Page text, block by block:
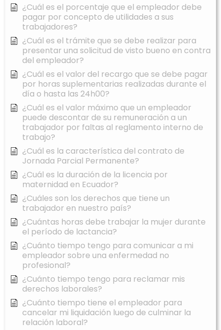
¿Cuál es el porcentaje que el empleador debe
pagar por concepto de utilidades a sus
trabajadores?
¿Cuál es el trámite que se debe realizar para
presentar una solicitud de visto bueno en contra
del empleador?
¿Cuál es el valor del recargo que se debe pagar
por horas suplementarias realizadas durante el
día o hasta las 24h00?
¿Cuál es el valor máximo que un empleador
puede descontar de su remuneración a un
trabajador por faltas al reglamento interno de
trabajo?
¿Cuál es la característica del contrato de
Jornada Parcial Permanente?
¿Cuál es la duración de la licencia por
maternidad en Ecuador?
¿Cuáles son los derechos que tiene un
trabajador en nuestro país?
¿Cuántas horas debe trabajar la mujer durante
el período de lactancia?
¿Cuánto tiempo tengo para comunicar a mi
empleador sobre una enfermedad no
profesional?
¿Cuánto tiempo tengo para reclamar mis
derechos laborales?
¿Cuánto tiempo tiene el empleador para
cancelar mi liquidación luego de culminar la
relación laboral?